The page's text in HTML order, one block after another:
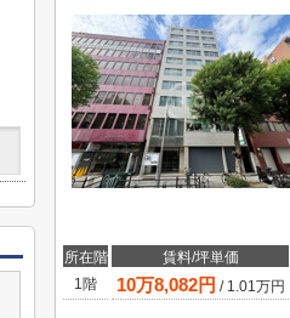
所在階 賃料/坪単価
1階
10万8,082円 / 1.01万円